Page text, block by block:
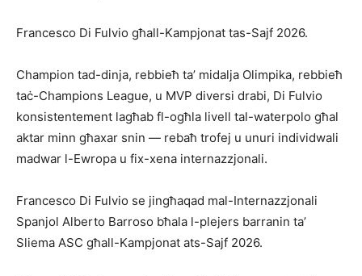
Francesco Di Fulvio għall-Kampjonat tas-Sajf 2026.
Champion tad-dinja, rebbieħ ta’ midalja Olimpika, rebbieħ
taċ-Champions League, u MVP diversi drabi, Di Fulvio
konsistentement lagħab fl-ogħla livell tal-waterpolo għal
aktar minn għaxar snin — rebaħ trofej u unuri individwali
madwar l-Ewropa u fix-xena internazzjonali.
Francesco Di Fulvio se jingħaqad mal-Internazzjonali
Spanjol Alberto Barroso bħala l-plejers barranin ta’
Sliema ASC għall-Kampjonat ats-Sajf 2026.